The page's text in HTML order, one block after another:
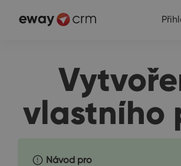
vlastního
Návod pro